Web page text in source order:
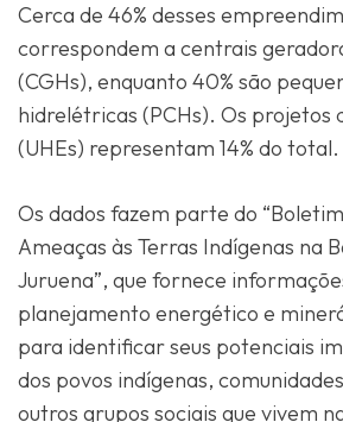
Cerca de 46% desses
correspondem a centrais
(CGHs), enquanto 40% são
hidrelétricas (PCHs). Os projetos
(UHEs) representam 14% do total.
Os dados fazem parte do
Ameaças às Terras Indígenas na
Juruena”, que fornece
planejamento energético e
para identificar seus potenciais
dos povos indígenas,
outros grupos sociais que vivem